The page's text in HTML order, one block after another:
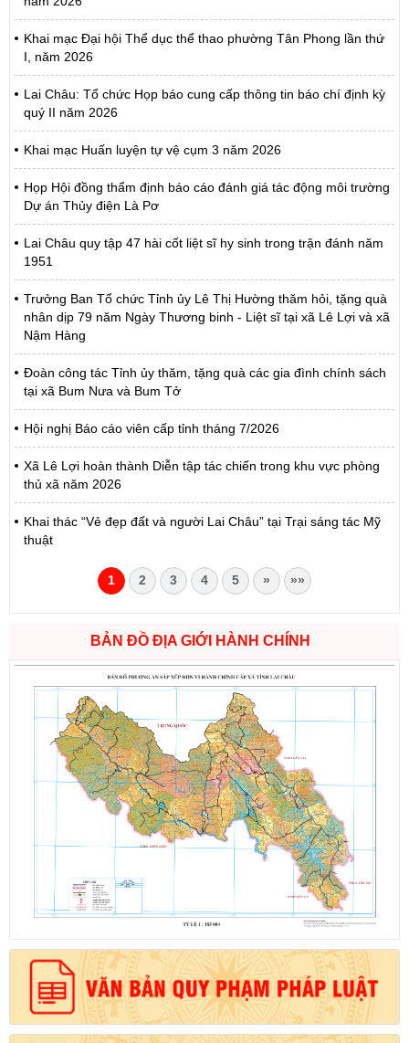
Khai mạc Đại hội Thể dục thể thao phường Tân Phong lần thứ
I, năm 2026
Lai Châu: Tổ chức Họp báo cung cấp thông tin báo chí định kỳ
quý II năm 2026
Khai mạc Huấn luyện tự vệ cụm 3 năm 2026
Họp Hội đồng thẩm định báo cáo đánh giá tác động môi trường
Dự án Thủy điện Là Pơ
Lai Châu quy tập 47 hài cốt liệt sĩ hy sinh trong trận đánh năm
1951
Trưởng Ban Tổ chức Tỉnh ủy Lê Thị Hường thăm hỏi, tặng quà
nhân dịp 79 năm Ngày Thương binh - Liệt sĩ tại xã Lê Lợi và xã
Nậm Hàng
Đoàn công tác Tỉnh ủy thăm, tặng quà các gia đình chính sách
tại xã Bum Nưa và Bum Tở
Hội nghị Báo cáo viên cấp tỉnh tháng 7/2026
Xã Lê Lợi hoàn thành Diễn tập tác chiến trong khu vực phòng
thủ xã năm 2026
Khai thác “Vẻ đẹp đất và người Lai Châu” tại Trại sáng tác Mỹ
thuật
1 2 3 4 5 » »»
BẢN ĐỒ ĐỊA GIỚI HÀNH CHÍNH